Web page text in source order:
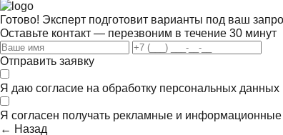
Готово! Эксперт подготовит варианты под ваш
Оставьте контакт — перезвоним в течение 30 минут
Отправить заявку
Я даю согласие на обработку персональных данных
Я согласен получать рекламные и
← Назад